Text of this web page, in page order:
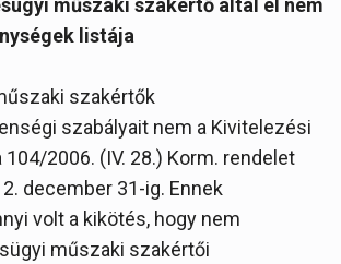
listája
szakértők
szabályait nem a Kivitelezési
104/2006. (IV. 28.) Korm. rendelet
december 31-ig. Ennek
volt a kikötés, hogy nem
műszaki szakértői